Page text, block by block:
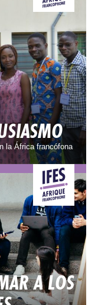
la África francófona
A LOS